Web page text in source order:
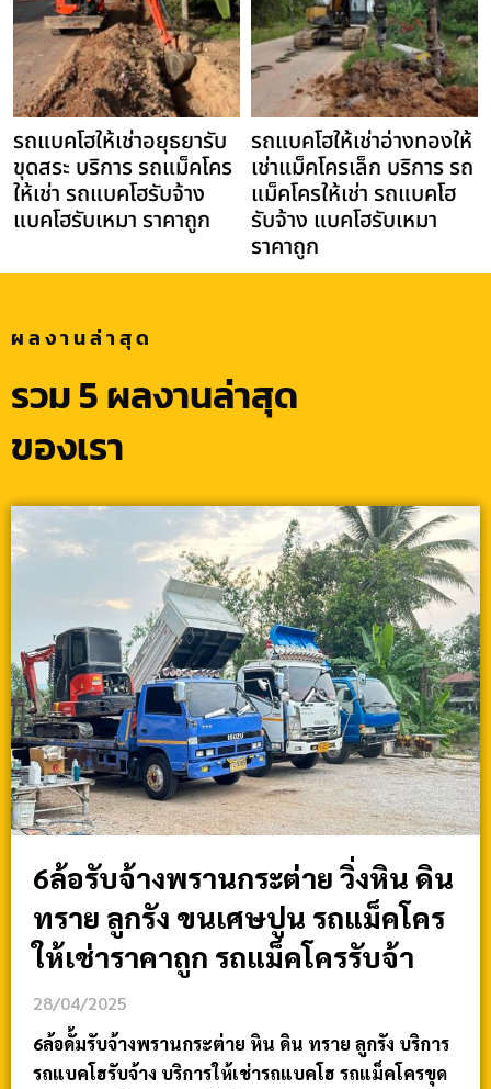
รถแบคโฮให้เช่าอยุธยารับ
ขุดสระ บริการ รถแม็คโคร
ให้เช่า รถแบคโฮรับจ้าง
แบคโฮรับเหมา ราคาถูก
รถแบคโฮให้เช่าอ่างทองให้
เช่าแม็คโครเล็ก บริการ รถ
แม็คโครให้เช่า รถแบคโฮ
รับจ้าง แบคโฮรับเหมา
ราคาถูก
ผลงานล่าสุด
รวม 5 ผลงานล่าสุด
ของเรา
6ล้อรับจ้างพรานกระต่าย วิ่งหิน ดิน
ทราย ลูกรัง ขนเศษปูน รถแม็คโคร
ให้เช่าราคาถูก รถแม็คโครรับจ้า
28/04/2025
6ล้อดั้มรับจ้างพรานกระต่าย หิน ดิน ทราย ลูกรัง บริการ
รถแบคโฮรับจ้าง บริการให้เช่ารถแบคโฮ รถแม็คโครขุด